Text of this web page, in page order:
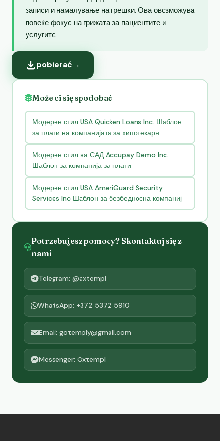
записи и намалување на грешки. Ова овозможува
повеќе фокус на грижата за пациентите и
услугите.
pobierać→
Może ci się spodobać
Модерен стил USA Quicken Loans Inc. Шаблон
за плати на компанијата за хипотекарн
Модерен стил на САД Accupay Demo Inc.
Шаблон за компанија за плати
Модерен стил USA AmeriGuard Security
Services Inc Шаблон за безбедносна компаниј
Potrzebujesz pomocy? Skontaktuj się z
nami
Telegram: @axtempl
WhatsApp: +372 5372 5910
Email: gotemply@gmail.com
Messenger: Oxtempl